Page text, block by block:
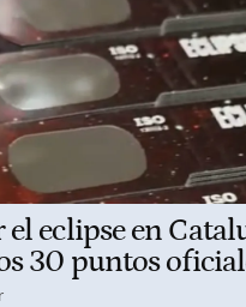
el eclipse en
30 puntos